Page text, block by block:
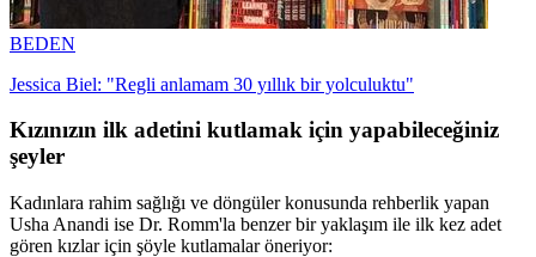
BEDEN
Jessica Biel: "Regli anlamam 30 yıllık bir yolculuktu"
Kızınızın ilk adetini kutlamak için yapabileceğiniz
şeyler
Kadınlara rahim sağlığı ve döngüler konusunda rehberlik yapan
Usha Anandi ise Dr. Romm'la benzer bir yaklaşım ile ilk kez adet
gören kızlar için şöyle kutlamalar öneriyor: